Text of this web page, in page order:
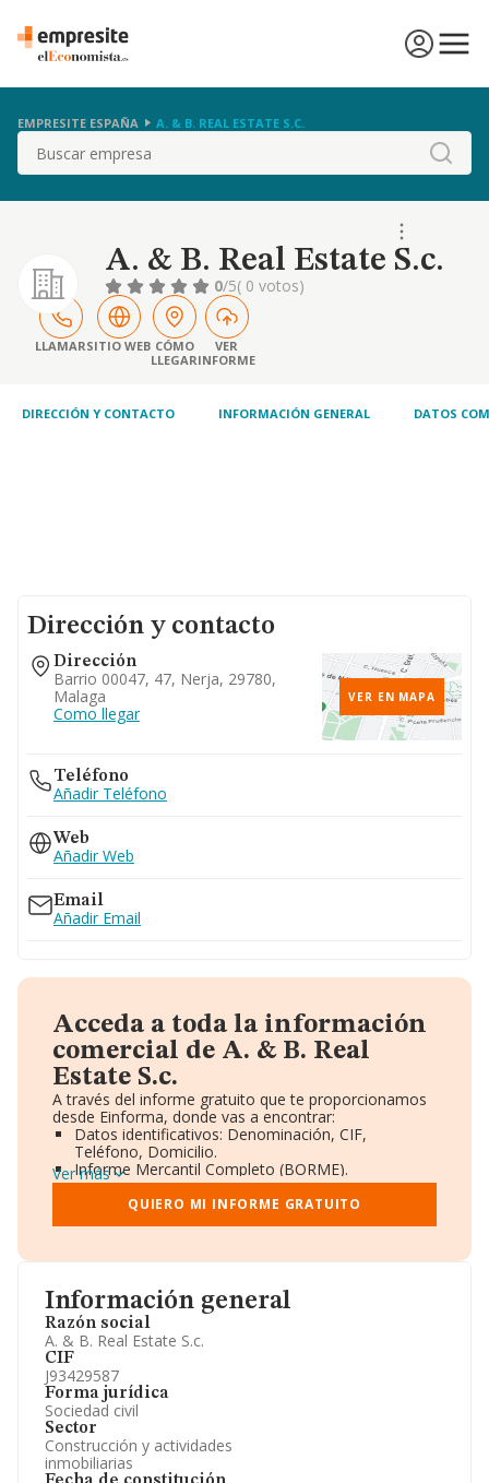
EMPRESITE ESPAÑA A. & B. REAL ESTATE S.C.
Buscar
A. & B. Real Estate S.c.
0/5( 0 votos)
LLAMARSITIO WEB CÓMO
LLEGAR
VER
INFORME
DIRECCIÓN Y CONTACTO INFORMACIÓN GENERAL DATOS
Información general
Razón social
A. & B. Real Estate S.c.
CIF
J93429587
Forma jurídica
Sociedad civil
Sector
Construcción y actividades
inmobiliarias
Dirección y contacto
Dirección
Barrio 00047, 47, Nerja, 29780,
Malaga
Como llegar
VER EN MAPA
Teléfono
Añadir Teléfono
Web
Añadir Web
Email
Añadir Email
Acceda a toda la información
comercial de A. & B. Real
Estate S.c.
A través del informe gratuito que te proporcionamos
desde Einforma, donde vas a encontrar:
Datos identificativos: Denominación, CIF,
Teléfono, Domicilio.
Informe Mercantil Completo (BORME).
Gráficos de Evolución Ventas y Empleados.
Consejo de Administración y Administradores.
Directivos y Ejecutivos.
Información oficial y registral complementaria.
Ver más
QUIERO MI INFORME GRATUITO